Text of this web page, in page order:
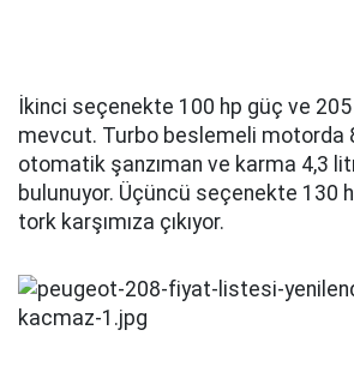
İkinci seçenekte 100 hp güç ve
mevcut. Turbo beslemeli motorda
otomatik şanzıman ve karma 4,3
bulunuyor. Üçüncü seçenekte 130
tork karşımıza çıkıyor.